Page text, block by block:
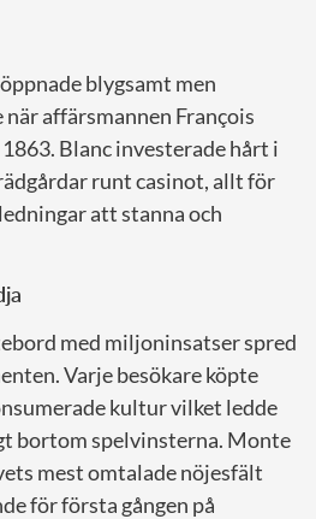
blygsamt men
affärsmannen François
Blanc investerade hårt i
runt casinot, allt för
att stanna och
med miljoninsatser spred
Varje besökare köpte
kultur vilket ledde
bortom spelvinsterna. Monte
mest omtalade nöjesfält
för första gången på